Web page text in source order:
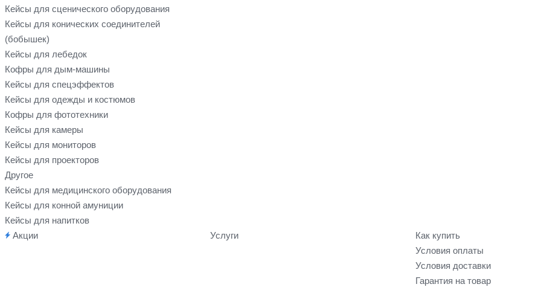
Кейсы для сценического оборудования
Кейсы для конических соединителей
(бобышек)
Кейсы для лебедок
Кофры для дым-машины
Кейсы для спецэффектов
Кейсы для одежды и костюмов
Кофры для фототехники
Кейсы для камеры
Кейсы для мониторов
Кейсы для проекторов
Другое
Кейсы для медицинского оборудования
Кейсы для конной амуниции
Кейсы для напитков
Акции Услуги
Как купить
Условия оплаты
Условия доставки
Гарантия на товар